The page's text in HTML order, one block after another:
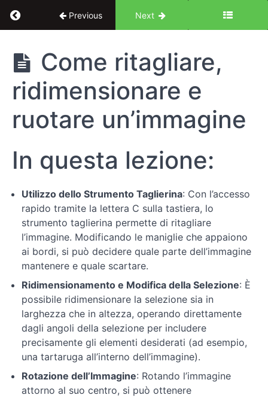
Return to course: Introduzione a Photoshop
Previous Next
Introduzione
a Photoshop
per Designer
UX/UI: le
basi
Conosciamo
Fondamenti
dell'editing
base
Tecniche
ritocco
correzione
Avanzamento
nell'editing
Come ritagliare,
ridimensionare e
ruotare un’immagine
In questa lezione:
Utilizzo dello Strumento Taglierina: Con l’accesso
rapido tramite la lettera C sulla tastiera, lo
strumento taglierina permette di ritagliare
l’immagine. Modificando le maniglie che appaiono
ai bordi, si può decidere quale parte dell’immagine
mantenere e quale scartare.
Ridimensionamento e Modifica della Selezione: È
possibile ridimensionare la selezione sia in
larghezza che in altezza, operando direttamente
dagli angoli della selezione per includere
precisamente gli elementi desiderati (ad esempio,
una tartaruga all’interno dell’immagine).
Rotazione dell’Immagine: Rotando l’immagine
attorno al suo centro, si può ottenere